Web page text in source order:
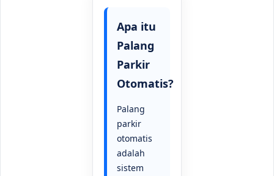
Apa itu
Palang
Parkir
Otomatis?
Palang
parkir
otomatis
adalah
sistem